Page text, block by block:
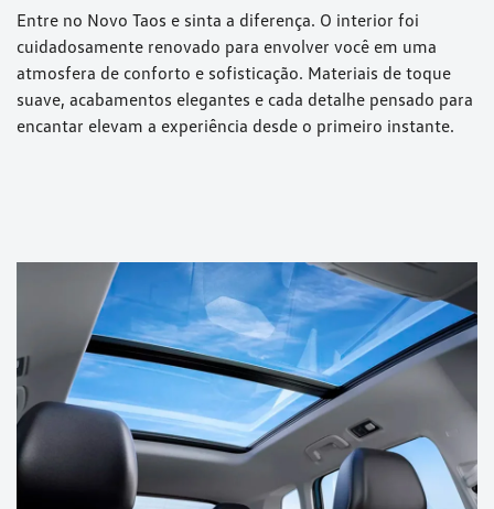
Entre no Novo Taos e sinta a diferença. O interior foi
cuidadosamente renovado para envolver você em uma
atmosfera de conforto e sofisticação. Materiais de toque
suave, acabamentos elegantes e cada detalhe pensado para
encantar elevam a experiência desde o primeiro instante.